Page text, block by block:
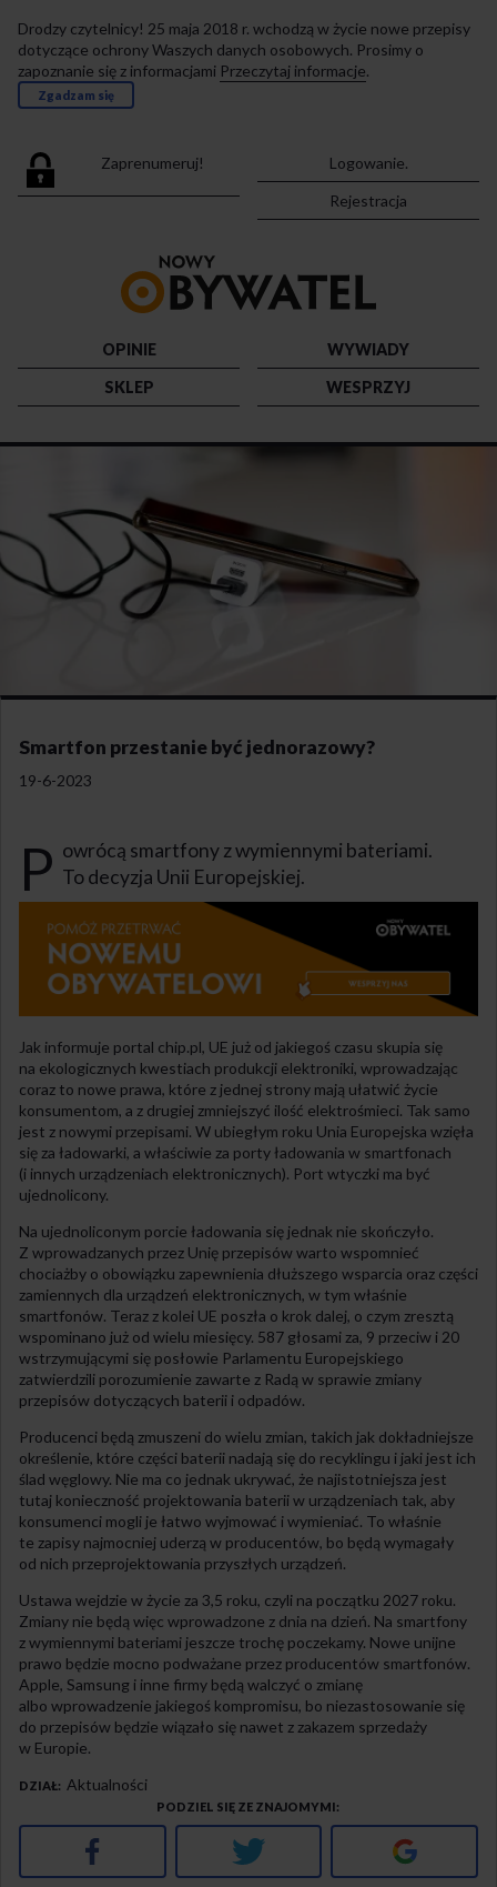
Drodzy czytelnicy! 25 maja 2018 r. wchodzą w życie nowe przepisy
dotyczące ochrony Waszych danych osobowych. Prosimy o
zapoznanie się z informacjami Przeczytaj informacje.
Zgadzam się
Zaprenumeruj!
Logowanie.
Rejestracja
strony
OPINIE
WYWIADY
SKLEP
WESPRZYJ
Smartfon przestanie być jednorazowy?
19-6-2023
P owrócą smartfony z wymiennymi bateriami.
To decyzja Unii Europejskiej.
Jak informuje portal chip.pl, UE już od jakiegoś czasu skupia się
na ekologicznych kwestiach produkcji elektroniki, wprowadzając
coraz to nowe prawa, które z jednej strony mają ułatwić życie
konsumentom, a z drugiej zmniejszyć ilość elektrośmieci. Tak samo
jest z nowymi przepisami. W ubiegłym roku Unia Europejska wzięła
się za ładowarki, a właściwie za porty ładowania w smartfonach
(i innych urządzeniach elektronicznych). Port wtyczki ma być
ujednolicony.
Na ujednoliconym porcie ładowania się jednak nie skończyło.
Z wprowadzanych przez Unię przepisów warto wspomnieć
chociażby o obowiązku zapewnienia dłuższego wsparcia oraz części
zamiennych dla urządzeń elektronicznych, w tym właśnie
smartfonów. Teraz z kolei UE poszła o krok dalej, o czym zresztą
wspominano już od wielu miesięcy. 587 głosami za, 9 przeciw i 20
wstrzymującymi się posłowie Parlamentu Europejskiego
zatwierdzili porozumienie zawarte z Radą w sprawie zmiany
przepisów dotyczących baterii i odpadów.
Producenci będą zmuszeni do wielu zmian, takich jak dokładniejsze
określenie, które części baterii nadają się do recyklingu i jaki jest ich
ślad węglowy. Nie ma co jednak ukrywać, że najistotniejsza jest
tutaj konieczność projektowania baterii w urządzeniach tak, aby
konsumenci mogli je łatwo wyjmować i wymieniać. To właśnie
te zapisy najmocniej uderzą w producentów, bo będą wymagały
od nich przeprojektowania przyszłych urządzeń.
Ustawa wejdzie w życie za 3,5 roku, czyli na początku 2027 roku.
Zmiany nie będą więc wprowadzone z dnia na dzień. Na smartfony
z wymiennymi bateriami jeszcze trochę poczekamy. Nowe unijne
prawo będzie mocno podważane przez producentów smartfonów.
Apple, Samsung i inne firmy będą walczyć o zmianę
albo wprowadzenie jakiegoś kompromisu, bo niezastosowanie się
do przepisów będzie wiązało się nawet z zakazem sprzedaży
w Europie.
DZIAŁ Aktualności
PODZIEL SIĘ ZE ZNAJOMYMI
Facebook Twitter Google+